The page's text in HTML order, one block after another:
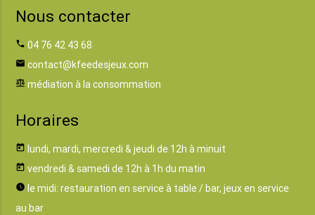
Nous contacter
phone 04 76 42 43 68
email contact@kfeedesjeux.com
balance médiation à la consommation
Horaires
today lundi, mardi, mercredi & jeudi de 12h à minuit
today vendredi & samedi de 12h à 1h du matin
watch_later le midi: restauration en service à table / bar, jeux en service
au bar